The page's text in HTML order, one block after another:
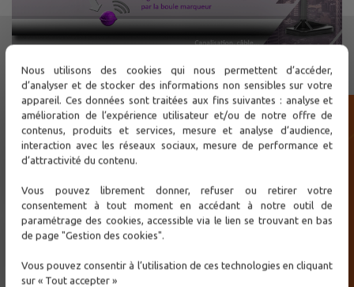
Nous utilisons des cookies qui nous permettent d’accéder,
d’analyser et de stocker des informations non sensibles sur votre
appareil. Ces données sont traitées aux fins suivantes : analyse et
amélioration de l’expérience utilisateur et/ou de notre offre de
contenus, produits et services, mesure et analyse d’audience,
interaction avec les réseaux sociaux, mesure de performance et
d’attractivité du contenu.
Vous pouvez librement donner, refuser ou retirer votre
consentement à tout moment en accédant à notre outil de
paramétrage des cookies, accessible via le lien se trouvant en bas
de page "Gestion des cookies".
Vous pouvez consentir à l’utilisation de ces technologies en cliquant
sur « Tout accepter »